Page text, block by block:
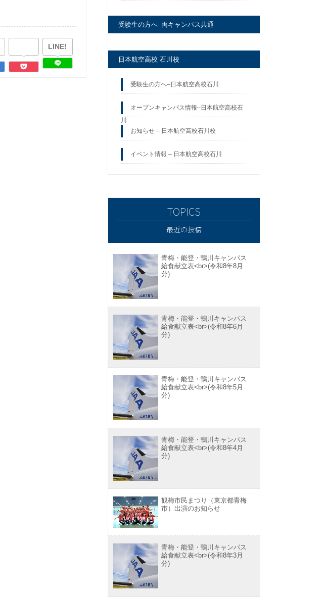
LINE!
受験生の方へ–両キャンパス共通
日本航空高校 石川校
受験生の方へ–日本航空高校石川
オープンキャンパス情報–日本航空高校石
川
お知らせ – 日本航空高校石川校
イベント情報 – 日本航空高校石川
最近の投稿
青梅・能登・鴨川キャンパス
給食献立表<br>(令和8年8月
分)
青梅・能登・鴨川キャンパス
給食献立表<br>(令和8年6月
分)
青梅・能登・鴨川キャンパス
給食献立表<br>(令和8年5月
分)
青梅・能登・鴨川キャンパス
給食献立表<br>(令和8年4月
分)
観梅市民まつり（東京都青梅
市）出演のお知らせ
青梅・能登・鴨川キャンパス
給食献立表<br>(令和8年3月
分)